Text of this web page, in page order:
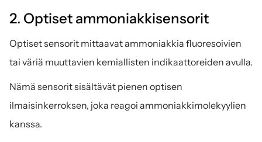
2. Optiset ammoniakkisensorit
Optiset sensorit mittaavat ammoniakkia fluoresoivien
tai väriä muuttavien kemiallisten indikaattoreiden avulla.
Nämä sensorit sisältävät pienen optisen
ilmaisinkerroksen, joka reagoi ammoniakkimolekyylien
kanssa.